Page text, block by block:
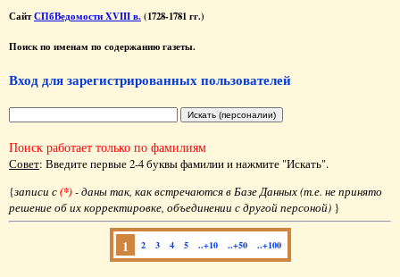
СайтСПбВедомости XVIII в. (1728-1781 гг.)
Поиск по именам по содержанию газеты.
Вход для зарегистрированных пользователей
Поиск работает только по фамилиям
Совет: Введите первые 2-4 буквы фамилии и нажмите "Искать".
{записи с(*)- даны так, как встречаются в Базе Данных (т.е. не принято
решение об их корректировке, объединении с другой персоной) }
1 2 3 4 5 ..+10 ..+50 ..+100